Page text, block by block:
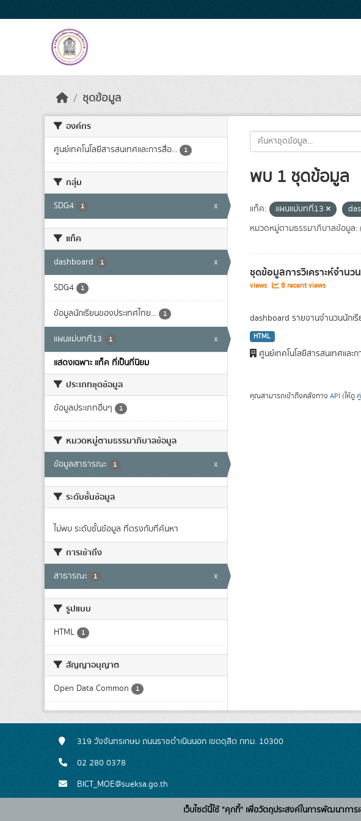
ชุดข้อมูล
องค์กร
ศูนย์เทคโนโลยีสารสนเทศและการสื่อ... 1
กลุ่ม
SDG4 1 x
แท็ค
dashboard 1 x
SDG4 1
ข้อมูลนักเรียนของประเทศไทย... 1
แผนแม่บทที่13 1
x
แสดงเฉพาะ แท็ค ที่เป็นที่นิยม
ประเภทชุดข้อมูล
ข้อมูลประเภทอื่นๆ 1
หมวดหมู่ตามธรรมาภิบาลข้อมูล
ข้อมูลสาธารณะ 1 x
ระดับชั้นข้อมูล
ไม่พบ ระดับชั้นข้อมูล ที่ตรงกับที่ค้นหา
การเข้าถึง
สาธารณะ 1 x
รูปแบบ
HTML 1
สัญญาอนุญาต
Open Data Common 1
พบ 1 ชุดข้อมูล
แท็ค: แผนแม่บทที่13
หมวดหมู่ตามธรรมาภิบาลข้อมูล:
ชุดข้อมูลการวิเคราะห์จำน
views
8 recent views
dashboard รายงานจำนวนนักเ
HTML
ศูนย์เทคโนโลยีสารสนเทศและ
คุณสามารถเข้าถึงคลังทาง API (ให้ดู
319 วังจันทรเกษม ถนนราชดำเนินนอก เขตดุสิต กทม. 10300
02 280 0378
BICT_MOE@sueksa.go.th
เว็บไซต์นี้ใช้ "คุกกี้" เพื่อวัตถุประสงค์ในการพัฒนากา